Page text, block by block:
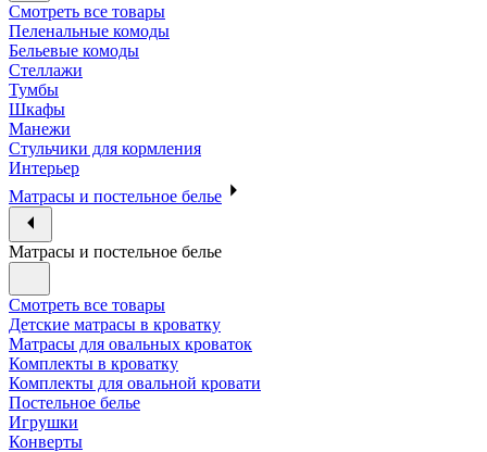
Смотреть все товары
Пеленальные комоды
Бельевые комоды
Стеллажи
Тумбы
Шкафы
Манежи
Стульчики для кормления
Интерьер
Матрасы и постельное белье
Матрасы и постельное белье
Смотреть все товары
Детские матрасы в кроватку
Матрасы для овальных кроваток
Комплекты в кроватку
Комплекты для овальной кровати
Постельное белье
Игрушки
Конверты